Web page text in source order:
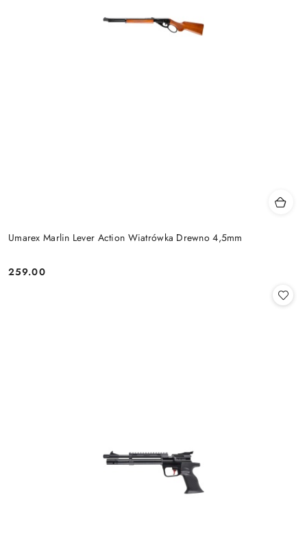
Umarex Marlin Lever Action Wiatrówka Drewno 4,5mm
Cena:
259.00